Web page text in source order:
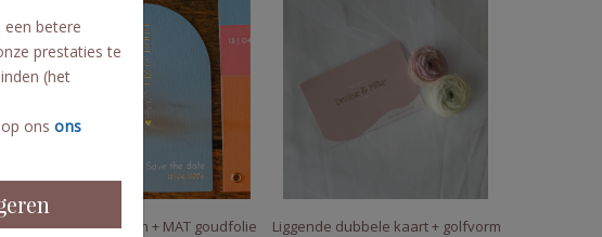
betere
prestaties te
(het
ons ons
Bijzondere vorm + MAT goudfolie Liggende dubbele kaart + golfvorm